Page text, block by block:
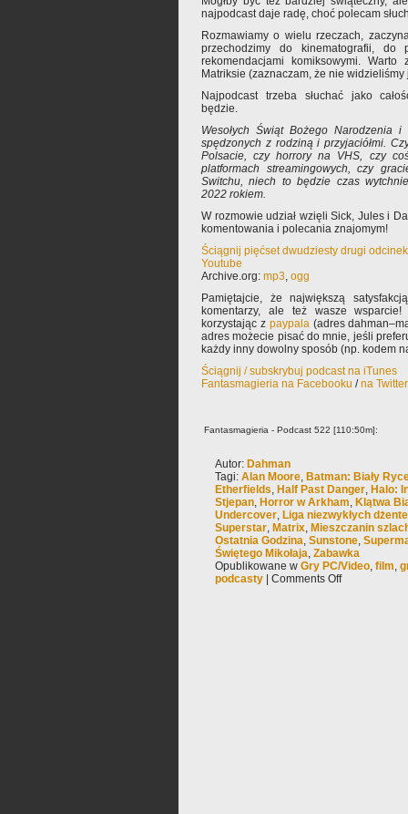
najpodcast daje radę, choć polecam
Rozmawiamy o wielu rzeczach,
przechodzimy do kinematografii, do
rekomendacjami komiksowymi.
Matriksie (zaznaczam, że nie
Najpodcast trzeba słuchać jako
będzie.
Wesołych Świąt Bożego Narodzenia i
spędzonych z rodziną i przyjaciółmi.
Polsacie, czy horrory na VHS, czy
platformach streamingowych, czy
Switchu, niech to będzie czas
2022 rokiem.
W rozmowie udział wzięli Sick, Jules i
komentowania i polecania znajomym!
Ściągnij pięćset dwudziesty drugi
Youtube
Archive.org: mp3, ogg
Pamiętajcie, że największą
komentarzy, ale też wasze
korzystając z paypala(adres
adres możecie pisać do mnie, jeśli
każdy inny dowolny sposób (np. kodem
Ściągnij / subskrybuj podcast na iTunes
Fantasmagieria na Facebooku /na
Fantasmagieria - Podcast 522 [110:50m]:
Autor: Dahman
Tagi: Alan Moore, Batman: Biały
Etherfields, Half Past Danger, Halo:
Stjepan, Horror w Arkham, Klątwa
Undercover, Liga niezwykłych
Superstar, Matrix, Mieszczanin
Ostatnia Godzina, Sunstone,
Świętego Mikołaja, Zabawka
Opublikowane w Gry PC/Video, film,
podcasty
Comments Off